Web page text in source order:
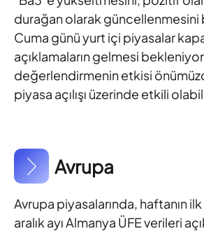
durağan olarak güncellenmesini
Cuma günü yurt içi piyasalar
açıklamaların gelmesi
değerlendirmeninetkisi
piyasa açılışı üzerinde etkili
Avrupa
Avrupa piyasalarında, haftanın
aralık ayı Almanya ÜFE verileri